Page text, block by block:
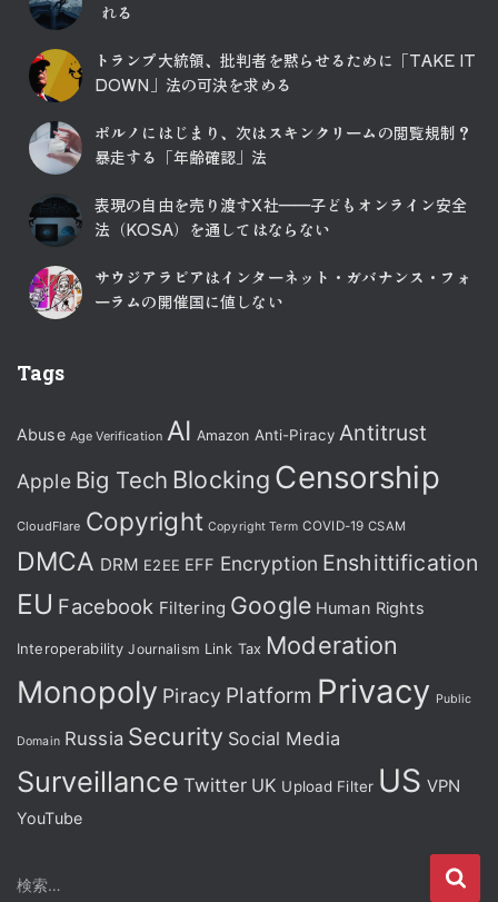
れる
トランプ大統領、批判者を黙らせるために「TAKE IT
DOWN」法の可決を求める
ポルノにはじまり、次はスキンクリームの閲覧規制？
暴走する「年齢確認」法
表現の自由を売り渡すX社――子どもオンライン安全
法（KOSA）を通してはならない
サウジアラビアはインターネット・ガバナンス・フォ
ーラムの開催国に値しない
Tags
Abuse Age Verification AI Amazon Anti-Piracy Antitrust
Apple Big Tech Blocking Censorship
CloudFlare Copyright Copyright Term COVID-19 CSAM
DMCA DRM E2EE EFF Encryption Enshittification
EU Facebook Filtering Google Human Rights
Interoperability Journalism Link Tax Moderation
Monopoly Piracy Platform Privacy Public
Domain Russia Security Social Media
Surveillance Twitter UK Upload Filter US VPN
YouTube
検
検索…